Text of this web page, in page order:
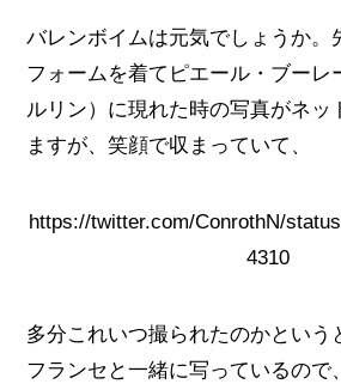
バレンボイムは元気でしょうか。
フォームを着てピエール・ブーレ
ルリン）に現れた時の写真がネッ
ますが、笑顔で収まっていて、
https://twitter.com/ConrothN/
4310
多分これいつ撮られたのかという
フランセと一緒に写っているので